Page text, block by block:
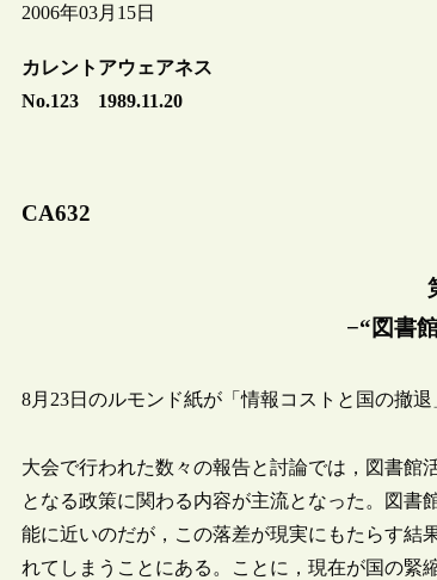
2006年03月15日
カレントアウェアネス
No.123 1989.11.20
CA632
−“図書
8月23日のルモンド紙が「情報コストと国の撤
大会で行われた数々の報告と討論では，図書館
となる政策に関わる内容が主流となった。図書
能に近いのだが，この落差が現実にもたらす結
れてしまうことにある。ことに，現在が国の緊